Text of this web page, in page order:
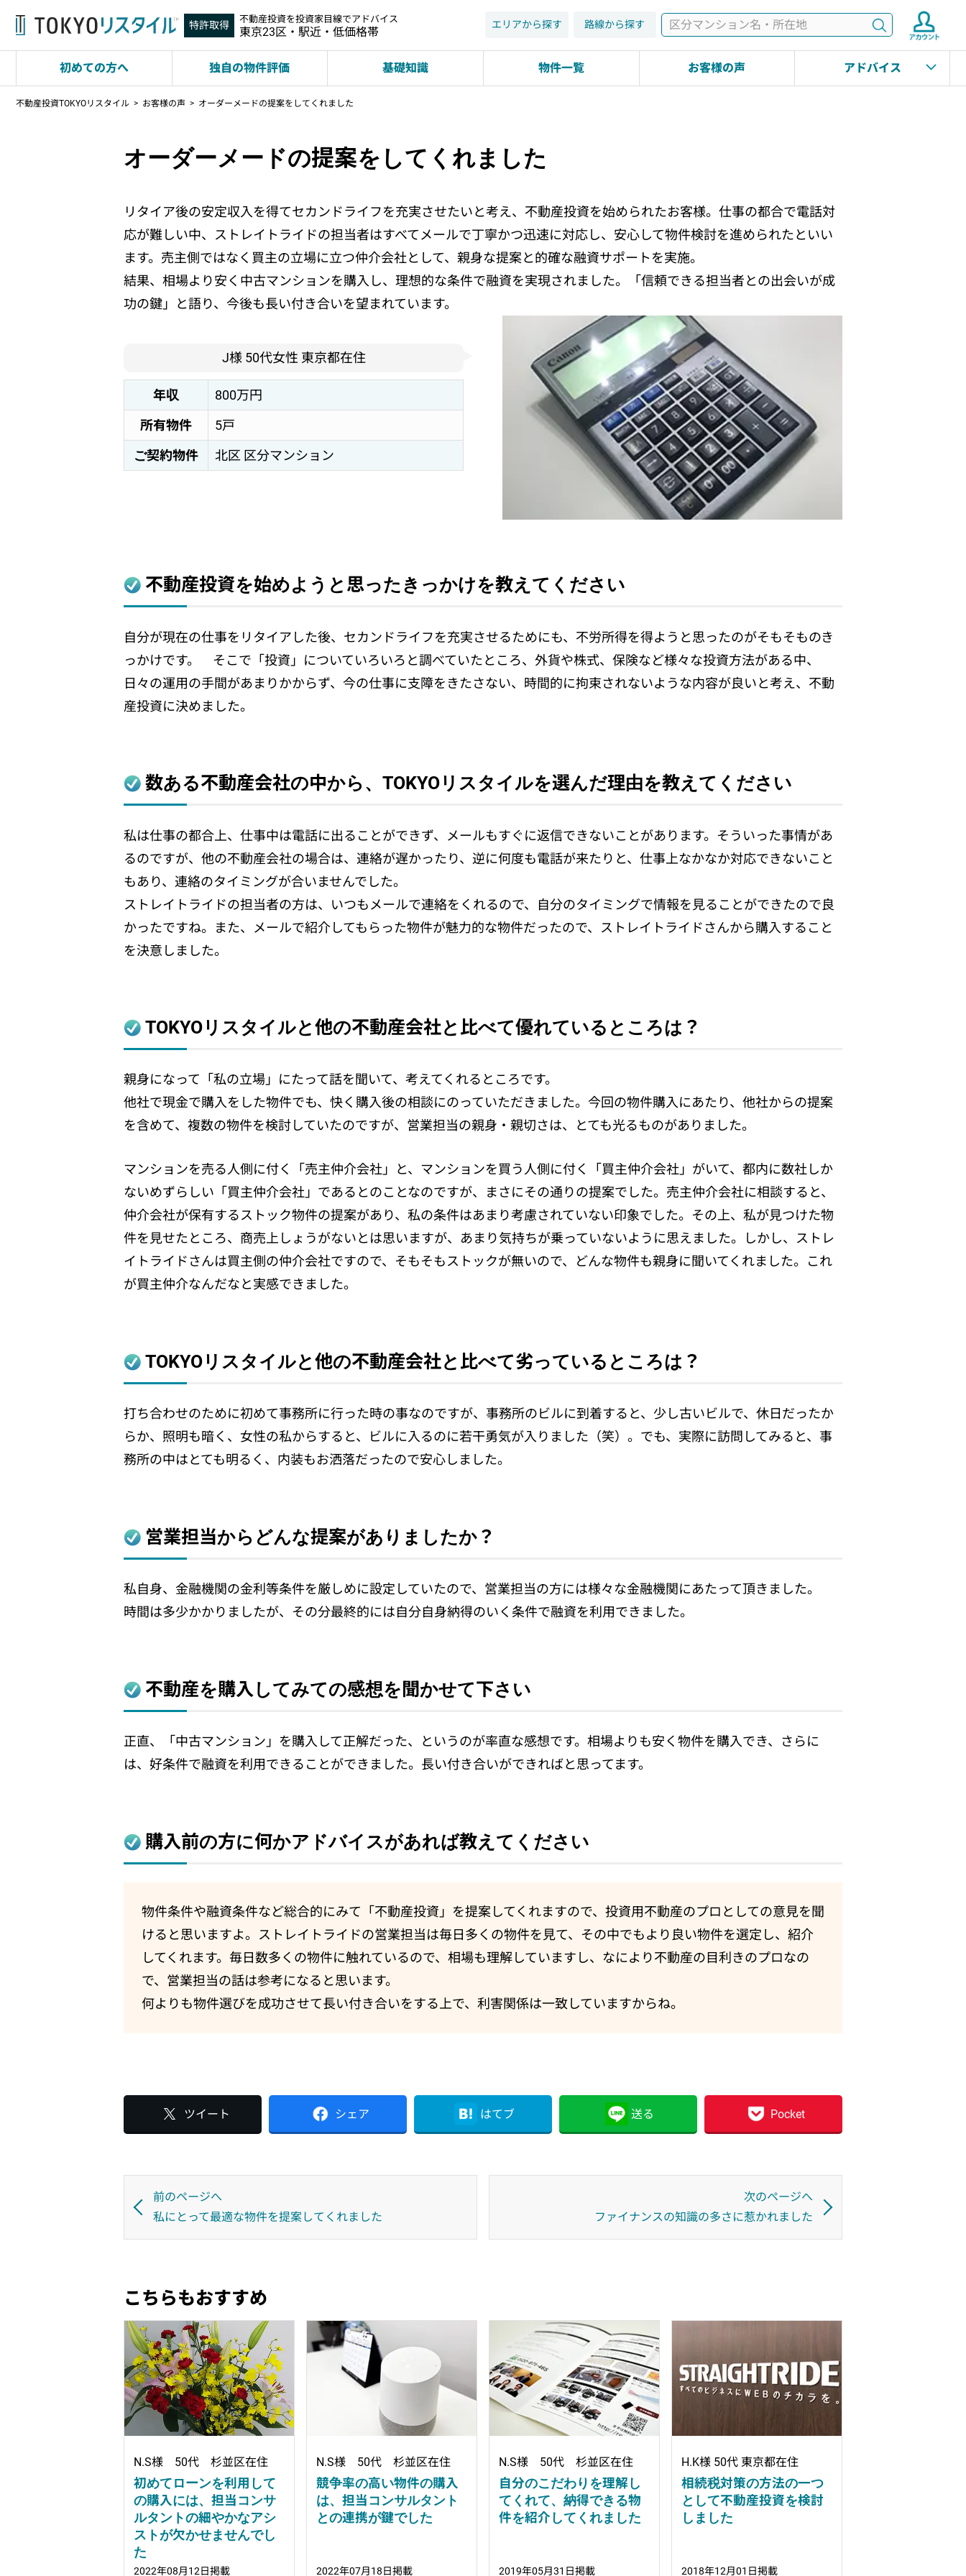
特許取得 不動産投資を投資家目線でアドバイス
東京23区・駅近・低価格帯
検索
エリアから探す 路線から探す
初めての方へ 独自の物件評価 基礎知識 物件一覧 お客様の声 アドバイス
不動産投資TOKYOリスタイル お客様の声 オーダーメードの提案をしてくれました
オーダーメードの提案をしてくれました
リタイア後の安定収入を得てセカンドライフを充実させたいと考え、不動産投資を始められたお客様。仕事の都合で電話対
応が難しい中、ストレイトライドの担当者はすべてメールで丁寧かつ迅速に対応し、安心して物件検討を進められたといい
ます。売主側ではなく買主の立場に立つ仲介会社として、親身な提案と的確な融資サポートを実施。
結果、相場より安く中古マンションを購入し、理想的な条件で融資を実現されました。「信頼できる担当者との出会いが成
功の鍵」と語り、今後も長い付き合いを望まれています。
J様 50代女性 東京都在住
年収
800万円
所有物件
5戸
ご契約物件
北区 区分マンション
不動産投資を始めようと思ったきっかけを教えてください
自分が現在の仕事をリタイアした後、セカンドライフを充実させるためにも、不労所得を得ようと思ったのがそもそものき
っかけです。 そこで「投資」についていろいろと調べていたところ、外貨や株式、保険など様々な投資方法がある中、
日々の運用の手間があまりかからず、今の仕事に支障をきたさない、時間的に拘束されないような内容が良いと考え、不動
産投資に決めました。
数ある不動産会社の中から、TOKYOリスタイルを選んだ理由を教えてください
私は仕事の都合上、仕事中は電話に出ることができず、メールもすぐに返信できないことがあります。そういった事情があ
るのですが、他の不動産会社の場合は、連絡が遅かったり、逆に何度も電話が来たりと、仕事上なかなか対応できないこと
もあり、連絡のタイミングが合いませんでした。
ストレイトライドの担当者の方は、いつもメールで連絡をくれるので、自分のタイミングで情報を見ることができたので良
かったですね。また、メールで紹介してもらった物件が魅力的な物件だったので、ストレイトライドさんから購入すること
を決意しました。
TOKYOリスタイルと他の不動産会社と比べて優れているところは？
親身になって「私の立場」にたって話を聞いて、考えてくれるところです。
他社で現金で購入をした物件でも、快く購入後の相談にのっていただきました。今回の物件購入にあたり、他社からの提案
を含めて、複数の物件を検討していたのですが、営業担当の親身・親切さは、とても光るものがありました。
マンションを売る人側に付く「売主仲介会社」と、マンションを買う人側に付く「買主仲介会社」がいて、都内に数社しか
ないめずらしい「買主仲介会社」であるとのことなのですが、まさにその通りの提案でした。売主仲介会社に相談すると、
仲介会社が保有するストック物件の提案があり、私の条件はあまり考慮されていない印象でした。その上、私が見つけた物
件を見せたところ、商売上しょうがないとは思いますが、あまり気持ちが乗っていないように思えました。しかし、ストレ
イトライドさんは買主側の仲介会社ですので、そもそもストックが無いので、どんな物件も親身に聞いてくれました。これ
が買主仲介なんだなと実感できました。
TOKYOリスタイルと他の不動産会社と比べて劣っているところは？
打ち合わせのために初めて事務所に行った時の事なのですが、事務所のビルに到着すると、少し古いビルで、休日だったか
らか、照明も暗く、女性の私からすると、ビルに入るのに若干勇気が入りました（笑）。でも、実際に訪問してみると、事
務所の中はとても明るく、内装もお洒落だったので安心しました。
営業担当からどんな提案がありましたか？
私自身、金融機関の金利等条件を厳しめに設定していたので、営業担当の方には様々な金融機関にあたって頂きました。
時間は多少かかりましたが、その分最終的には自分自身納得のいく条件で融資を利用できました。
不動産を購入してみての感想を聞かせて下さい
正直、「中古マンション」を購入して正解だった、というのが率直な感想です。相場よりも安く物件を購入でき、さらに
は、好条件で融資を利用できることができました。長い付き合いができればと思ってます。
購入前の方に何かアドバイスがあれば教えてください
物件条件や融資条件など総合的にみて「不動産投資」を提案してくれますので、投資用不動産のプロとしての意見を聞
けると思いますよ。ストレイトライドの営業担当は毎日多くの物件を見て、その中でもより良い物件を選定し、紹介
してくれます。毎日数多くの物件に触れているので、相場も理解していますし、なにより不動産の目利きのプロなの
で、営業担当の話は参考になると思います。
何よりも物件選びを成功させて長い付き合いをする上で、利害関係は一致していますからね。
ツイート シェア はてブ 送る Pocket
前のページへ
私にとって最適な物件を提案してくれました
次のページへ
ファイナンスの知識の多さに惹かれました
こちらもおすすめ
N.S様 50代 杉並区在住
初めてローンを利用して
の購入には、担当コンサ
ルタントの細やかなアシ
ストが欠かせませんでし
た
2022年08月12日掲載
N.S様 50代 杉並区在住
競争率の高い物件の購入
は、担当コンサルタント
との連携が鍵でした
2022年07月18日掲載
N.S様 50代 杉並区在住
自分のこだわりを理解し
てくれて、納得できる物
件を紹介してくれました
2019年05月31日掲載
H.K様 50代 東京都在住
相続税対策の方法の一つ
として不動産投資を検討
しました
2018年12月01日掲載